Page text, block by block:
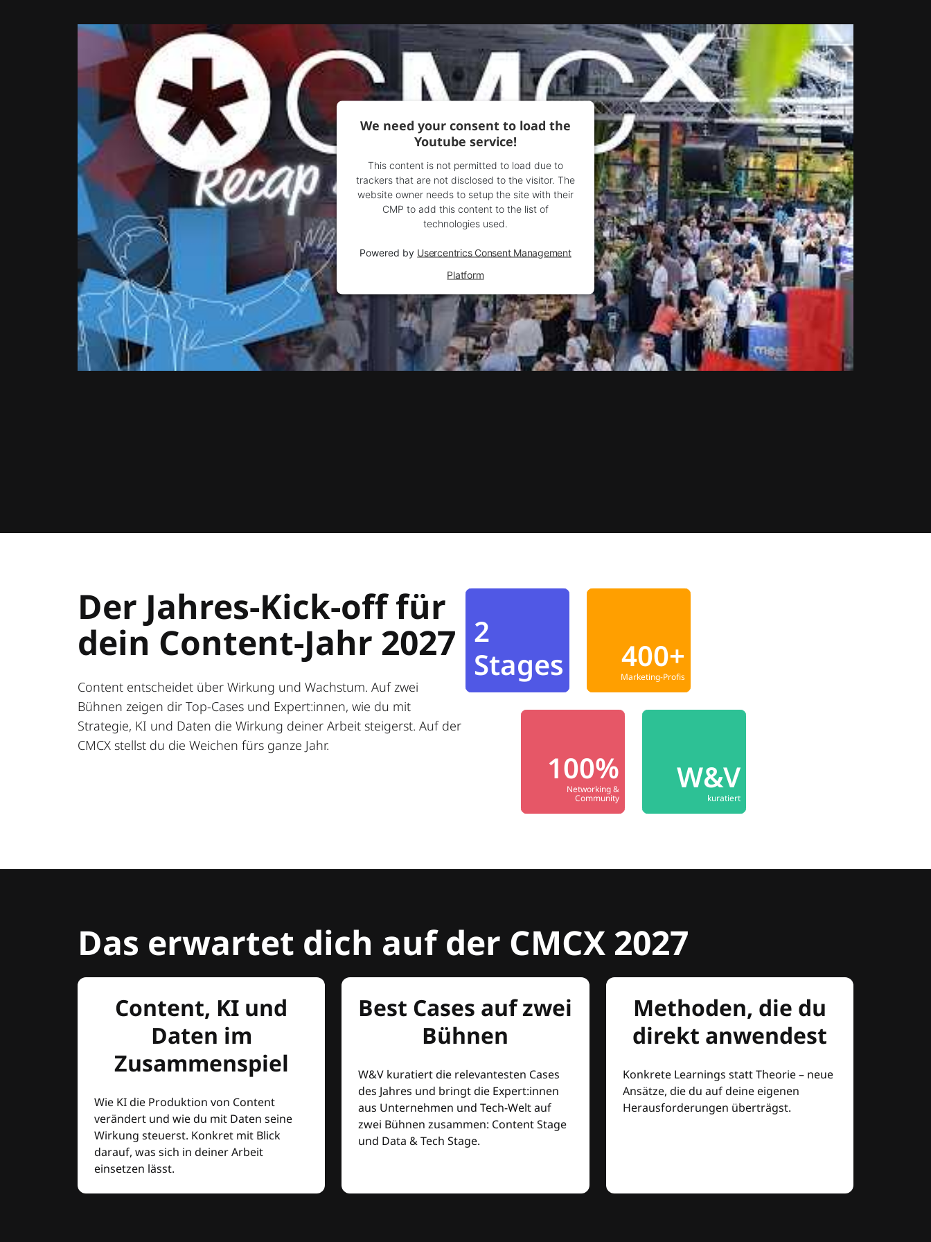
We need your consent to load the
Youtube service!
This content is not permitted to load due to
trackers that are not disclosed to the visitor. The
website owner needs to setup the site with their
CMP to add this content to the list of
technologies used.
Powered by Usercentrics Consent Management
Platform
Der Jahres-Kick-off für
dein Content-Jahr 2027
Content entscheidet über Wirkung und Wachstum. Auf zwei
Bühnen zeigen dir Top-Cases und Expert:innen, wie du mit
Strategie, KI und Daten die Wirkung deiner Arbeit steigerst. Auf der
CMCX stellst du die Weichen fürs ganze Jahr.
2
Stages
400+
Marketing-Profis
100%
Networking &
Community
W&V
kuratiert
Das erwartet dich auf der CMCX 2027
Content, KI und
Daten im
Zusammenspiel
Wie KI die Produktion von Content
verändert und wie du mit Daten seine
Wirkung steuerst. Konkret mit Blick
darauf, was sich in deiner Arbeit
einsetzen lässt.
Best Cases auf zwei
Bühnen
W&V kuratiert die relevantesten Cases
des Jahres und bringt die Expert:innen
aus Unternehmen und Tech-Welt auf
zwei Bühnen zusammen: Content Stage
und Data & Tech Stage.
Methoden, die du
direkt anwendest
Konkrete Learnings statt Theorie – neue
Ansätze, die du auf deine eigenen
Herausforderungen überträgst.